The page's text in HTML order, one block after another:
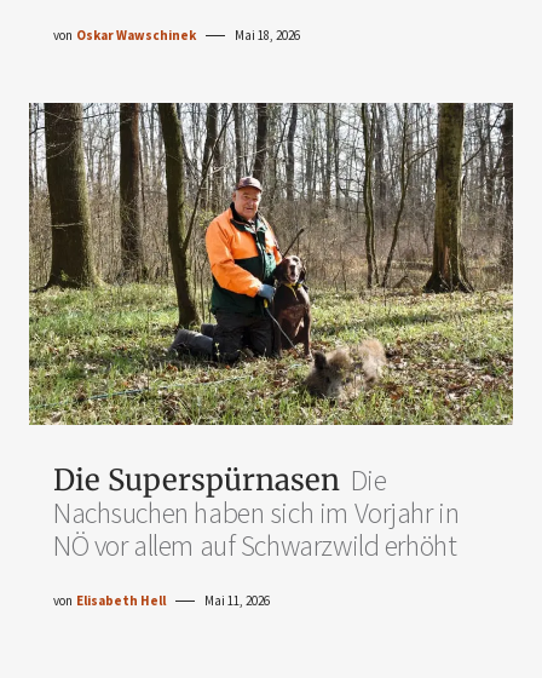
von Oskar Wawschinek Mai 18, 2026
Die Superspürnasen Die
Nachsuchen haben sich im Vorjahr in
NÖ vor allem auf Schwarzwild erhöht
von Elisabeth Hell Mai 11, 2026